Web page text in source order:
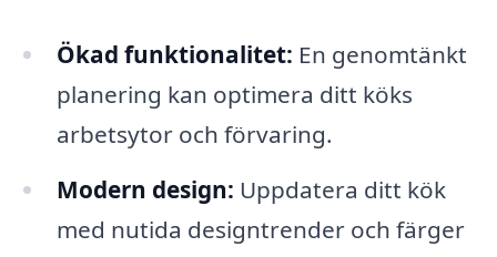
Ökad funktionalitet: En genomtänkt
planering kan optimera ditt köks
arbetsytor och förvaring.
Modern design: Uppdatera ditt kök
med nutida designtrender och färger